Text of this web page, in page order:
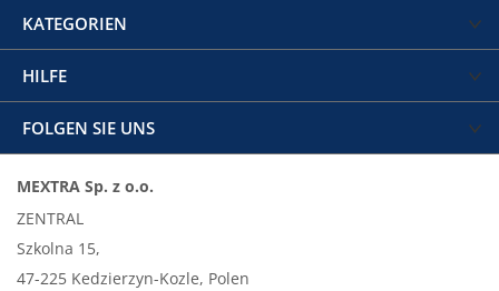
KATEGORIEN
HILFE
FOLGEN SIE UNS
MEXTRA Sp. z o.o.
ZENTRAL
Szkolna 15,
47-225 Kedzierzyn-Kozle, Polen